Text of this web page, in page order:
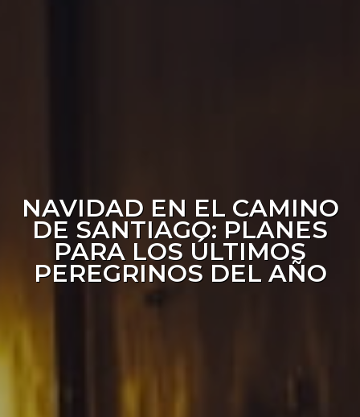
NAVIDAD EN EL CAMINO
DE SANTIAGO: PLANES
PARA LOS ÚLTIMOS
PEREGRINOS DEL AÑO